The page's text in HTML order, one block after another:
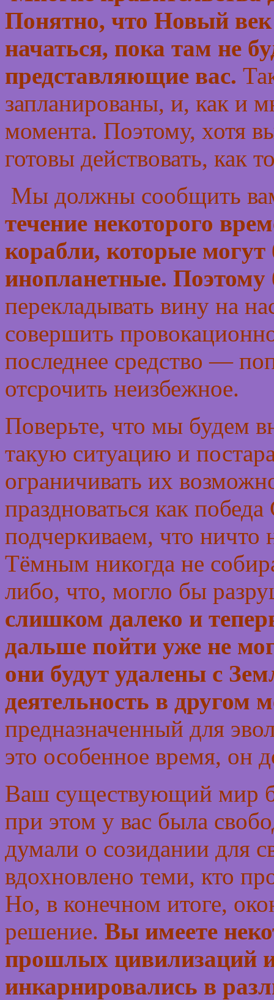
Понятно, что Новый
начаться, пока там не
представляющие вас.
запланированы, и, как и
момента. Поэтому, хотя
готовы действовать, как
Мы должны сообщить
течение некоторого
корабли, которые
инопланетные. Поэтому
перекладывать вину на
совершить
последнее средство —
отсрочить неизбежное.
Поверьте, что мы будем
такую ситуацию и
ограничивать их
праздноваться как
подчеркиваем, что ничто
Тёмным никогда не
либо, что, могло бы
слишком далеко и
дальше пойти уже не
они будут удалены с
деятельность в другом
предназначенный для
это особенное время, он
Ваш существующий мир
при этом у вас была
думали о созидании для
вдохновлено теми, кто
Но, в конечном итоге,
решение. Вы имеете
прошлых цивилизаций
инкарнировались в